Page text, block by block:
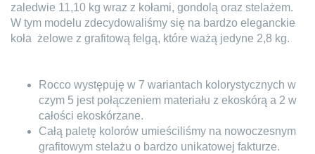
zaledwie 11,10 kg wraz z kołami, gondolą oraz stelażem.
W tym modelu zdecydowaliśmy się na bardzo eleganckie
koła żelowe z grafitową felgą, które ważą jedyne 2,8 kg.
Rocco występuję w 7 wariantach kolorystycznych w
czym 5 jest połączeniem materiału z ekoskórą a 2 w
całości ekoskórzane.
Całą paletę kolorów umieściliśmy na nowoczesnym
grafitowym stelażu o bardzo unikatowej fakturze.